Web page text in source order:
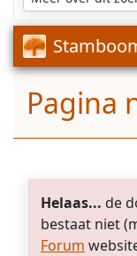
niet
vermeld
op
de
foto
verder.)
Pagina
Helaas... de
bestaat niet
Forum